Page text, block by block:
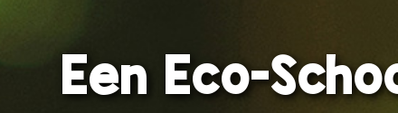
Een Eco-